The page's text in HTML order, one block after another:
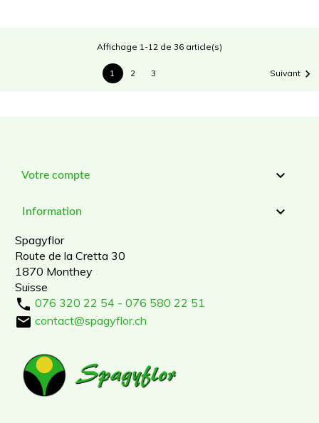
Affichage 1-12 de 36 article(s)
1 2 3 Suivant 
Spagyflor
Route de la Cretta 30
1870 Monthey
Suisse
 076 320 22 54 - 076 580 22 51
 contact@spagyflor.ch
Information 
Votre compte 